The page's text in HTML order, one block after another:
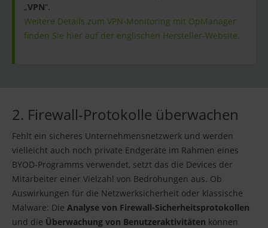
„VPN“.
Weitere Details zum VPN-Monitoring mit OpManager
finden Sie hier auf der englischen Hersteller-Website.
2. Firewall-Protokolle überwachen
Fehlt ein sicheres Unternehmensnetzwerk und werden
vielleicht auch noch private Endgeräte im Rahmen eines
BYOD-Programms verwendet, setzt das die Devices der
Mitarbeiter einer Vielzahl von Bedrohungen aus. Ob
Auswirkungen für die Netzwerksicherheit oder klassische
Malware: Die Analyse von Firewall-Sicherheitsprotokollen
und die Überwachung von Benutzeraktivitäten können